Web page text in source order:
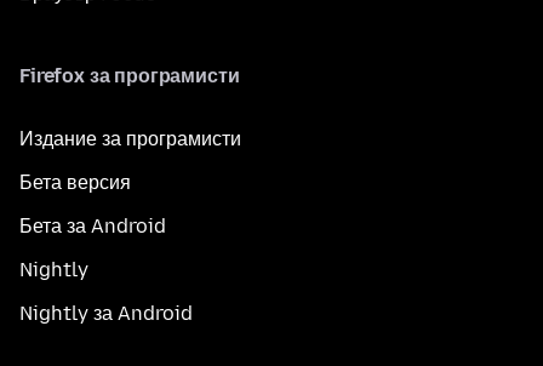
Firefox за програмисти
Издание за програмисти
Бета версия
Бета за Android
Nightly
Nightly за Android